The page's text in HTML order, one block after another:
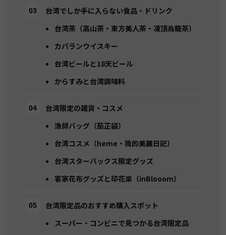
台湾でしか手に入らない食品・ドリンク
台湾茶（高山茶・東方美人茶・凍頂烏龍茶）
カバランウイスキー
台湾ビールと18天ビール
からすみと台湾調味料
台湾限定の雑貨・コスメ
漁師バッグ（茄芷袋）
台湾コスメ（heme・我的美麗日記）
台湾スターバックス限定グッズ
客家花布グッズと印花楽（inBlooom）
台湾限定品のおすすめ購入スポット
スーパー・コンビニで見つかる台湾限定品